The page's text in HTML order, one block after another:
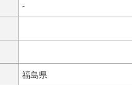
-
福島県